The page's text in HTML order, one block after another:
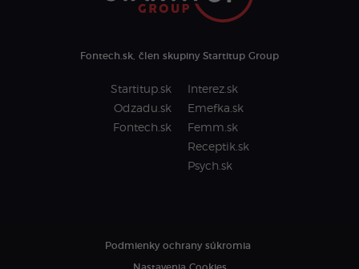
Fontech.sk, člen skupiny Startitup Group
Startitup.sk
Odzadu.sk
Fontech.sk
Interez.sk
Emefka.sk
Femm.sk
Receptik.sk
Psych.sk
Podmienky ochrany súkromia